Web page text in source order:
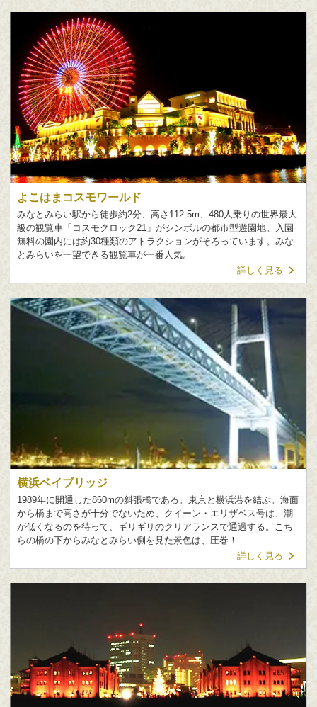
よこはまコスモワールド
みなとみらい駅から徒歩約2分、高さ112.5m、480人乗りの世界最大
級の観覧車「コスモクロック21」がシンボルの都市型遊園地。入園
無料の園内には約30種類のアトラクションがそろっています。みな
とみらいを一望できる観覧車が一番人気。
詳しく見る
横浜ベイブリッジ
1989年に開通した860mの斜張橋である。東京と横浜港を結ぶ。海面
から橋まで高さが十分でないため、クイーン・エリザベス号は、潮
が低くなるのを待って、ギリギリのクリアランスで通過する。こち
らの橋の下からみなとみらい側を見た景色は、圧巻！
詳しく見る